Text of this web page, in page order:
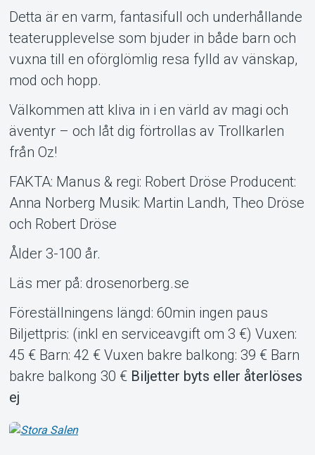
Detta är en varm, fantasifull och underhållande
teaterupplevelse som bjuder in både barn och
vuxna till en oförglömlig resa fylld av vänskap,
mod och hopp.
Välkommen att kliva in i en värld av magi och
äventyr – och låt dig förtrollas av Trollkarlen
från Oz!
FAKTA: Manus & regi: Robert Dröse Producent:
Anna Norberg Musik: Martin Landh, Theo Dröse
och Robert Dröse
Ålder 3-100 år.
Läs mer på: drosenorberg.se
Föreställningens längd: 60min ingen paus
Biljettpris: (inkl en serviceavgift om 3 €) Vuxen:
45 € Barn: 42 € Vuxen bakre balkong: 39 € Barn
bakre balkong 30 € Biljetter byts eller återlöses
ej